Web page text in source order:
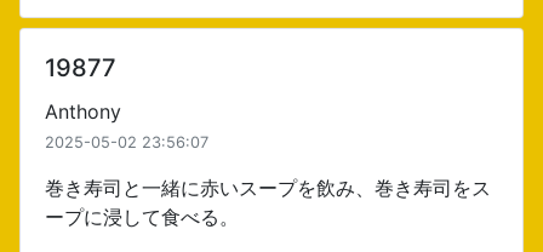
19877
Anthony
2025-05-02 23:56:07
巻き寿司と一緒に赤いスープを飲み、巻き寿司をス
ープに浸して食べる。